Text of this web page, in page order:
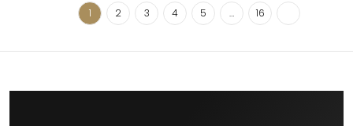
1 2 3 4 5 … 16